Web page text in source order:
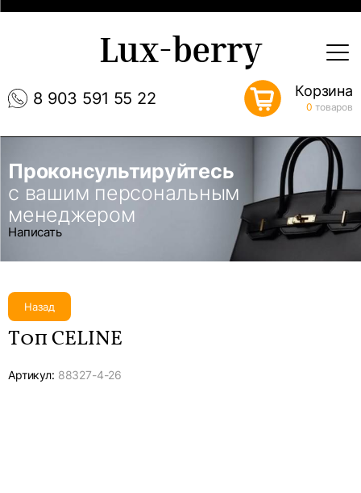
8 903 591 55 22
Lux-berry
Корзина
0 товаров
Проконсультируйтесь
с вашим персональным
менеджером
Написать
Назад
Топ CELINE
Артикул: 88327-4-26